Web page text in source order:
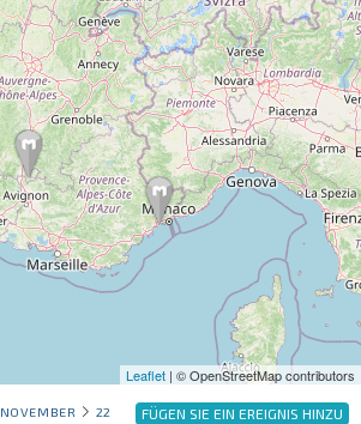
Leaflet | © OpenStreetMap contributors
FÜGEN SIE EIN EREIGNIS HINZU
NOVEMBER 22